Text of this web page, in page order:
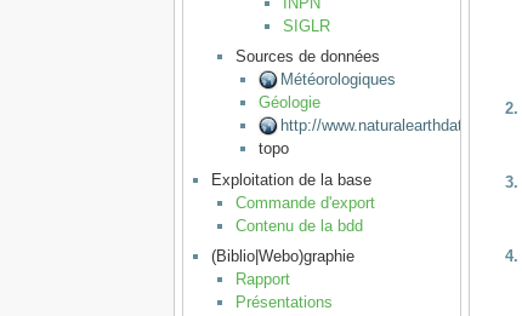
SIGLR
Sources de données
Météorologiques
Géologie
http://www.naturalearthdata.com
topo
Exploitation de la base
Commande d'export
Contenu de la bdd
(Biblio|Webo)graphie
Rapport
Présentations